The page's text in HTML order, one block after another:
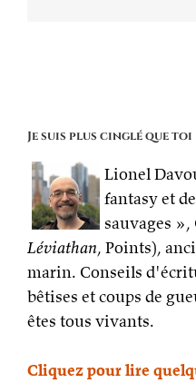
Je suis plus cinglé que toi
Lionel
fantasy et
sauvages
Léviathan, Points),
marin. Conseils
bêtises et coups de
êtes tous vivants.
Cliquez pour lire